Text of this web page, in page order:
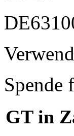
Spende
GT in